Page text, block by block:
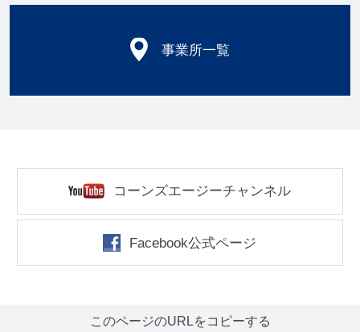
事業所一覧
コーンズエージーチャンネル
Facebook公式ページ
このページのURLをコピーする